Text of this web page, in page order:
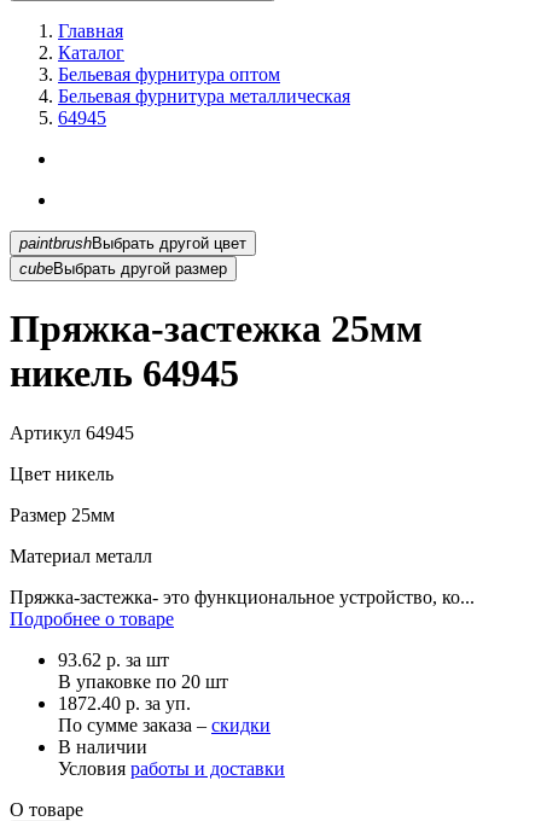
Главная
Каталог
Бельевая фурнитура оптом
Бельевая фурнитура металлическая
64945
paintbrush
Выбрать другой цвет
cubeВыбрать другой размер
Пряжка-застежка 25мм
никель 64945
Артикул 64945
Цвет никель
Размер 25мм
Материал металл
Пряжка-застежка- это функциональное устройство, ко...
Подробнее о товаре
93.62 р. за шт
В упаковке по 20 шт
1872.40 р. за уп.
По сумме заказа – скидки
В наличии
Условия работы и доставки
О товаре